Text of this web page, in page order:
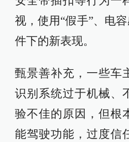
视，使用“假手”、电
件下的新表现。
甄景善补充，一些车
识别系统过于机械、
验不佳的原因，但根
能驾驶功能，过度信